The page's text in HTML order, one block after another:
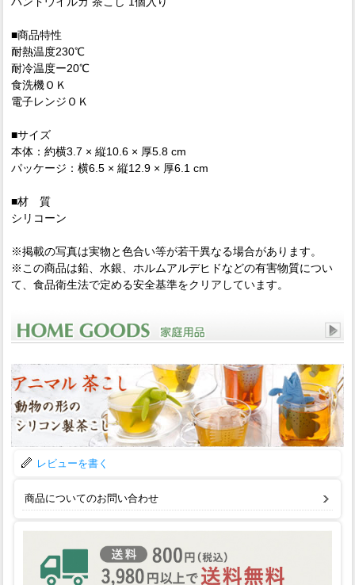
■商品特性
耐熱温度230℃
耐冷温度ー20℃
食洗機ＯＫ
電子レンジＯＫ
■サイズ
本体：約横3.7 × 縦10.6 × 厚5.8 cm
パッケージ：横6.5 × 縦12.9 × 厚6.1 cm
■材 質
シリコーン
※掲載の写真は実物と色合い等が若干異なる場合があります。
※この商品は鉛、水銀、ホルムアルデヒドなどの有害物質につい
て、食品衛生法で定める安全基準をクリアしています。
レビューを書く
商品についてのお問い合わせ